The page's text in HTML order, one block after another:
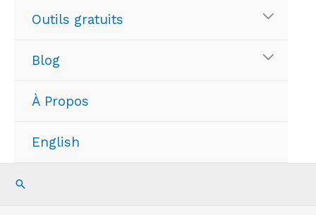
Outils gratuits
Blog
À Propos
English
Recherche